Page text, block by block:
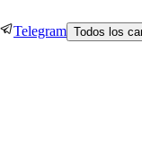
Telegram Todos los